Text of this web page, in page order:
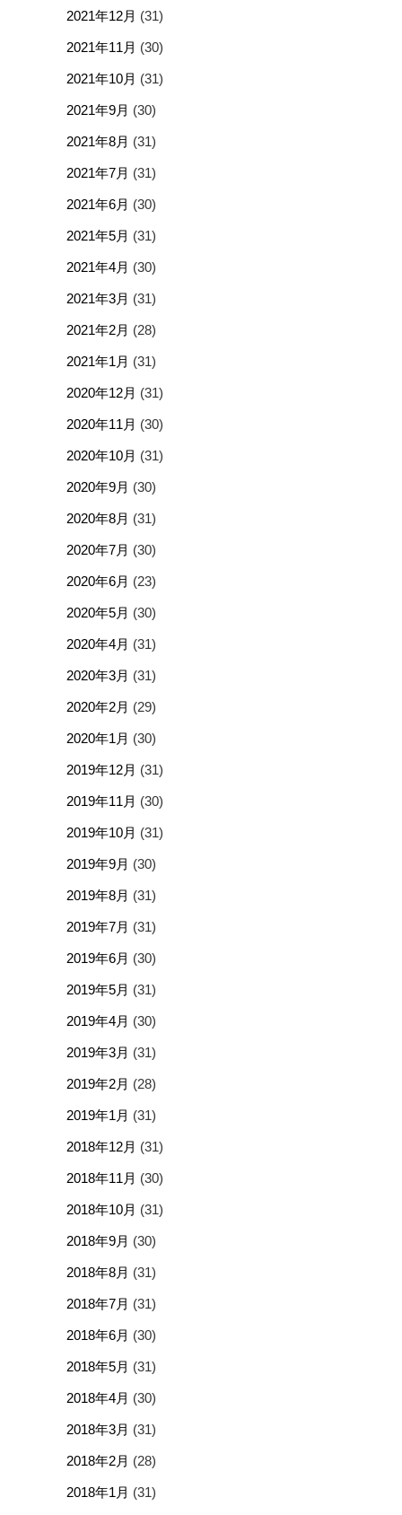
2021年12月 (31)
2021年11月 (30)
2021年10月 (31)
2021年9月 (30)
2021年8月 (31)
2021年7月 (31)
2021年6月 (30)
2021年5月 (31)
2021年4月 (30)
2021年3月 (31)
2021年2月 (28)
2021年1月 (31)
2020年12月 (31)
2020年11月 (30)
2020年10月 (31)
2020年9月 (30)
2020年8月 (31)
2020年7月 (30)
2020年6月 (23)
2020年5月 (30)
2020年4月 (31)
2020年3月 (31)
2020年2月 (29)
2020年1月 (30)
2019年12月 (31)
2019年11月 (30)
2019年10月 (31)
2019年9月 (30)
2019年8月 (31)
2019年7月 (31)
2019年6月 (30)
2019年5月 (31)
2019年4月 (30)
2019年3月 (31)
2019年2月 (28)
2019年1月 (31)
2018年12月 (31)
2018年11月 (30)
2018年10月 (31)
2018年9月 (30)
2018年8月 (31)
2018年7月 (31)
2018年6月 (30)
2018年5月 (31)
2018年4月 (30)
2018年3月 (31)
2018年2月 (28)
2018年1月 (31)